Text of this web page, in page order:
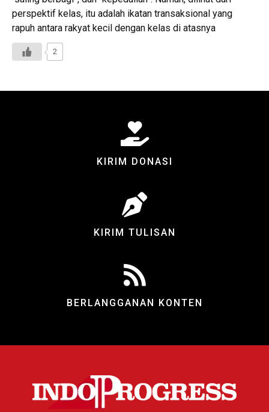
perspektif kelas, itu adalah ikatan transaksional yang
rapuh antara rakyat kecil dengan kelas di atasnya
2
KIRIM DONASI
KIRIM TULISAN
BERLANGGANAN KONTEN